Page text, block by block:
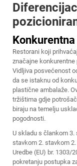
Restorani koji
značajne
Vidljiva posvećenost
da se istaknu od
plastične ambalaže.
tržištima gdje
biraju na temelju
pogodnosti.
U skladu s člankom
stavkom 2. stavkom
Uredbe (EU) br. 1303/
pokretanju postupka